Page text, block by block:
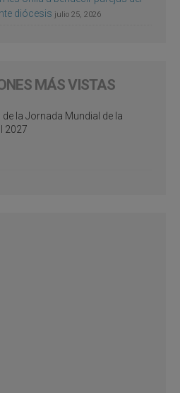
diócesis julio 25, 2026
MÁS VISTAS
la Jornada Mundial de la
2027